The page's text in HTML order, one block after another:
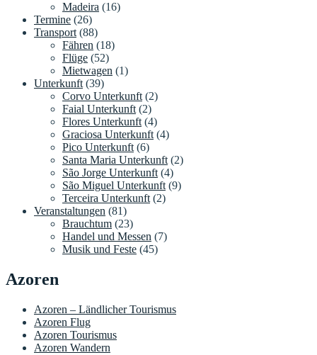
Madeira (16)
Termine (26)
Transport (88)
Fähren (18)
Flüge (52)
Mietwagen (1)
Unterkunft (39)
Corvo Unterkunft (2)
Faial Unterkunft (2)
Flores Unterkunft (4)
Graciosa Unterkunft (4)
Pico Unterkunft (6)
Santa Maria Unterkunft (2)
São Jorge Unterkunft (4)
São Miguel Unterkunft (9)
Terceira Unterkunft (2)
Veranstaltungen (81)
Brauchtum (23)
Handel und Messen (7)
Musik und Feste (45)
Azoren
Azoren – Ländlicher Tourismus
Azoren Flug
Azoren Tourismus
Azoren Wandern